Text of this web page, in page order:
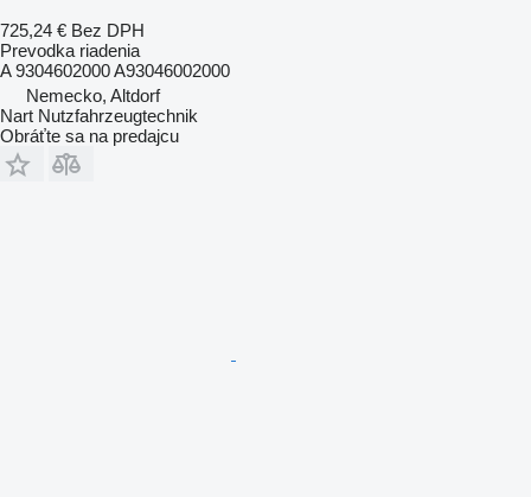
725,24 € Bez DPH
Prevodka riadenia
A 9304602000 A93046002000
Nemecko, Altdorf
Nart Nutzfahrzeugtechnik
Obráťte sa na predajcu